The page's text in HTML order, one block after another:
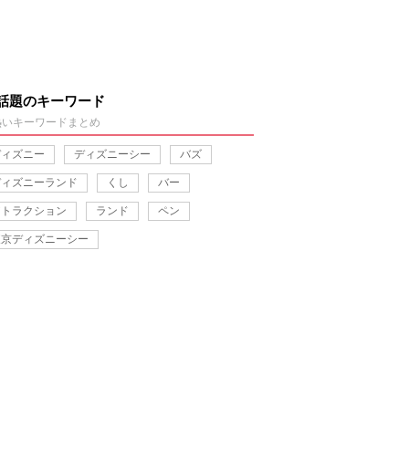
題のキーワード
キーワードまとめ
ズニー ディズニーシー バズ
ズニーランド くし バー
ラクション ランド ペン
ディズニーシー